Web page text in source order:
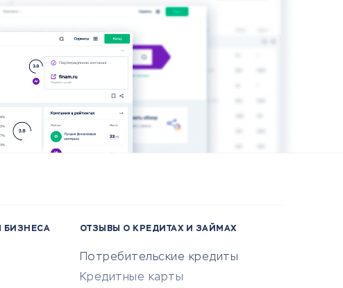
БИЗНЕСА ОТЗЫВЫ О КРЕДИТАХ И ЗАЙМАХ
Потребительские кредиты
Кредитные карты